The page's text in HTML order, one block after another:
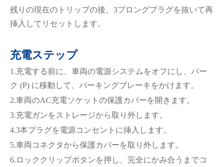
残りの現在のトリップの後、3プロングプラグを抜いて再
挿入してリセットします。
充電ステップ
1.充電する前に、車両の電源システムをオフにし、パー
ク (P) に移動して、パーキングブレーキをかけます。
2.車両のAC充電ソケットの保護カバーを開きます。
3.充電ガンをストレージから取り外します。
4.3本プラグを電源コンセントに挿入します。
5.車両コネクタから保護カバーを取り外します。
6.ロッククリップボタンを押し、完全にかみ合うまでコ